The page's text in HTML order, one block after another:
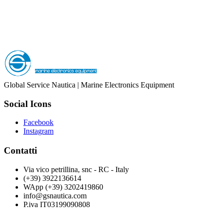
Global Service Nautica | Marine Electronics Equipment
Social Icons
Facebook
Instagram
Contatti
Via vico petrillina, snc - RC - Italy
(+39) 3922136614
WApp (+39) 3202419860
info@gsnautica.com
P.iva IT03199090808